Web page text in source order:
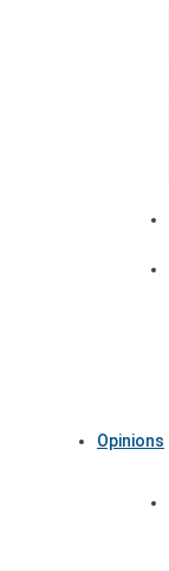
Opinions